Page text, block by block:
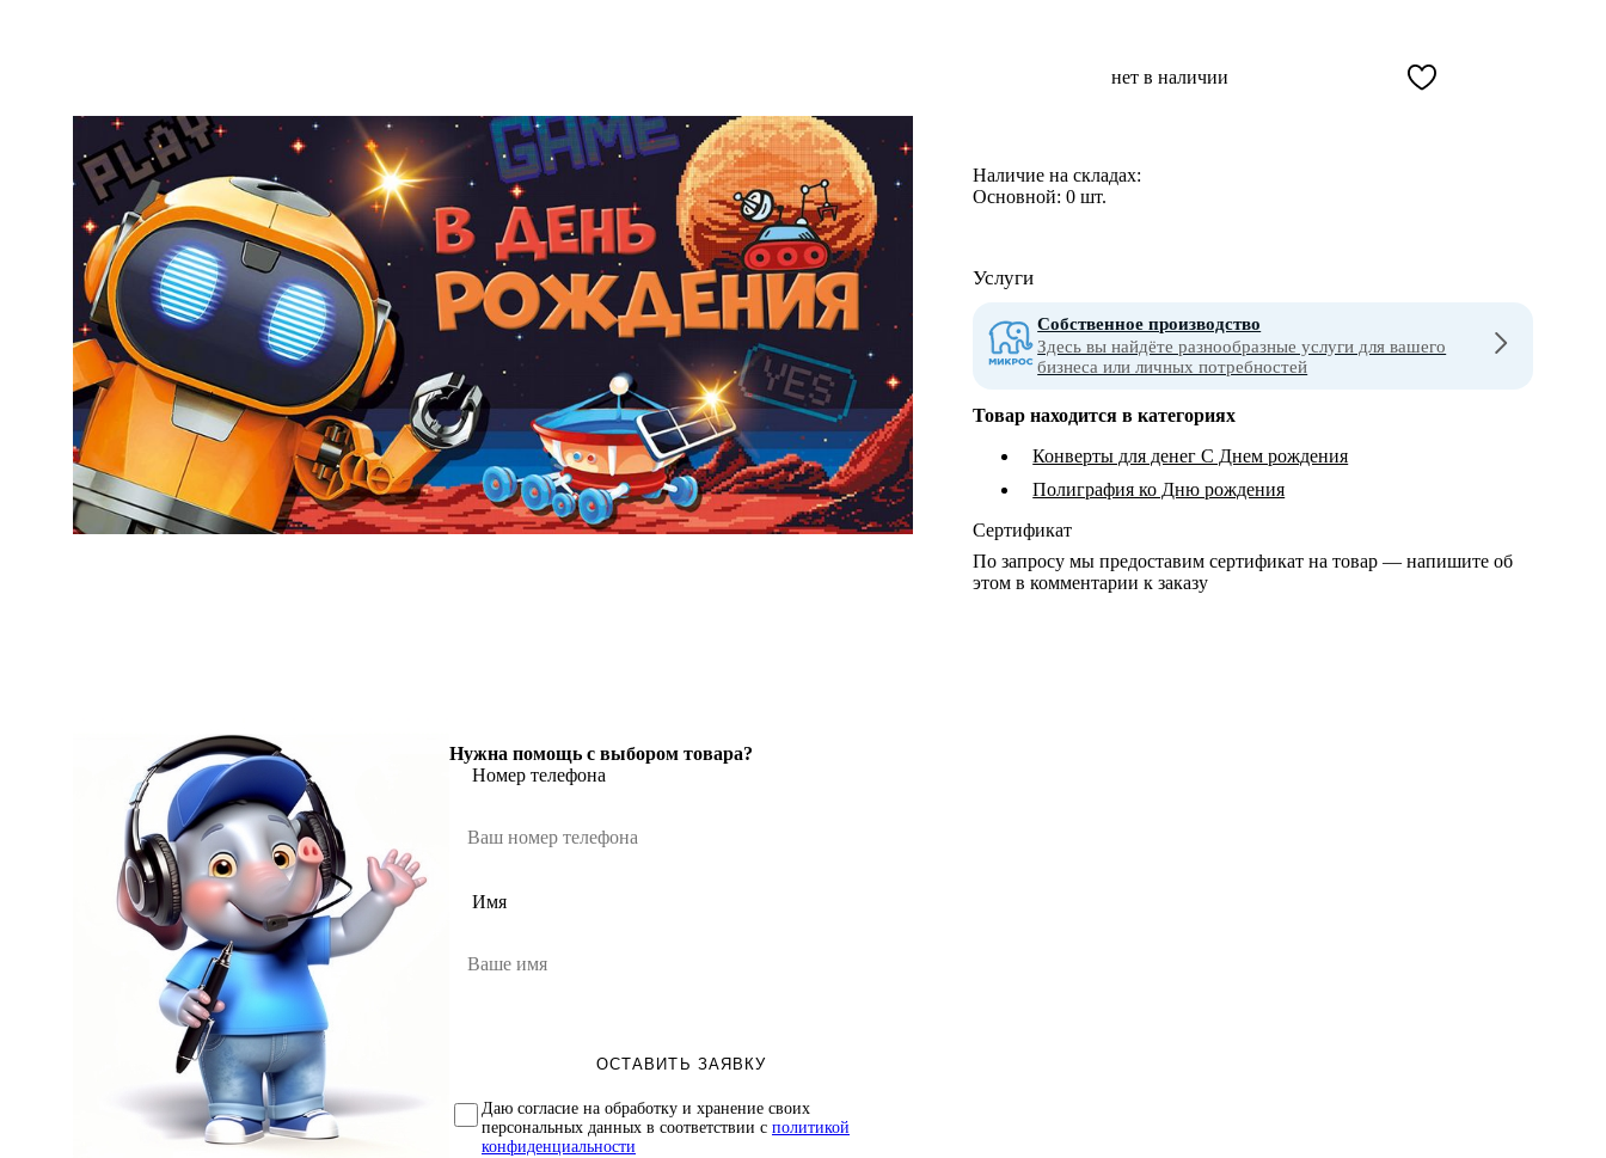
Нужна помощь с выбором товара?
Номер телефона
Имя
ОСТАВИТЬ ЗАЯВКУ
Даю согласие на обработку и хранение своих
персональных данных в соответствии с политикой
конфиденциальности
нет в наличии
Наличие на складах:
Основной:0 шт.
Услуги
Собственное производство
Здесь вы найдёте разнообразные услуги для вашего
бизнеса или личных потребностей
Товар находится в категориях
Конверты для денег С Днем рождения
Полиграфия ко Дню рождения
Сертификат
По запросу мы предоставим сертификат на товар — напишите об
этом в комментарии к заказу